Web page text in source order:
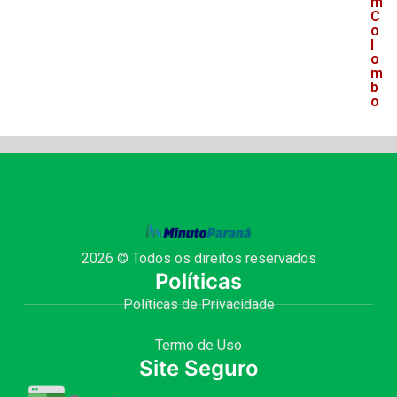
C
o
o
m
b
o
2026 © Todos os direitos reservados
Políticas
Políticas de Privacidade
Termo de Uso
Site Seguro